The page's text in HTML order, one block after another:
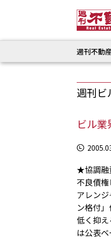
週刊不動
週刊ビ
ビル業
★協調融
不良債
アレン
ン格付
低く抑
は公表